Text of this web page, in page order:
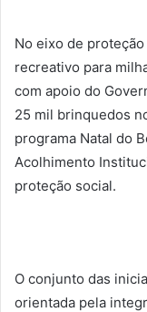
No eixo de
recreativo para
com apoio do
25 mil brinquedos
programa Natal do
Acolhimento
proteção social.
O conjunto das
orientada pela